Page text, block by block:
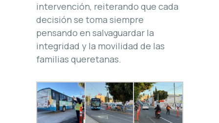
intervención, reiterando que cada
decisión se toma siempre
pensando en salvaguardar la
integridad y la movilidad de las
familias queretanas.